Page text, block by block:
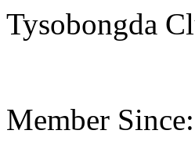
Tysobongda
Member